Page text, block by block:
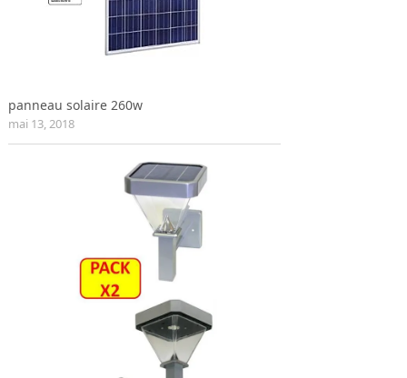
panneau solaire 260w
mai 13, 2018